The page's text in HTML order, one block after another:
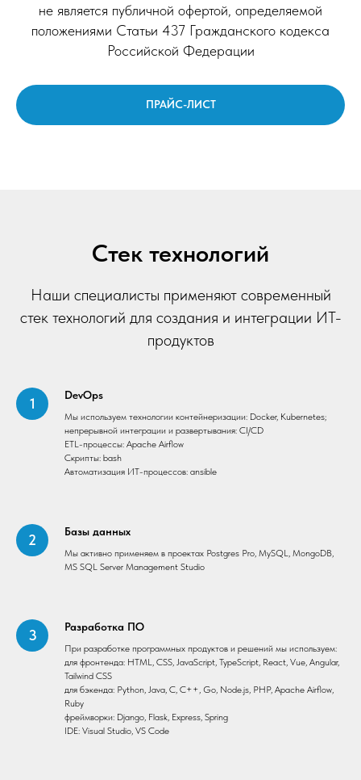
не является публичной офертой, определяемой
положениями Статьи 437 Гражданского кодекса
Российской Федерации
ПРАЙС-ЛИСТ
Стек технологий
Наши специалисты применяют современный
стек технологий для создания и интеграции ИТ-
продуктов
DevOps
Мы используем технологии контейнеризации: Docker, Kubernetes;
непрерывной интеграции и развертывания: CI/CD
ETL-процессы: Apache Airflow
Скрипты: bash
Автоматизация ИТ-процессов: ansible
Базы данных
Мы активно применяем в проектах Postgres Pro, MySQL, MongoDB,
MS SQL Server Management Studio
Разработка ПО
При разработке программных продуктов и решений мы используем:
для фронтенда: HTML, CSS, JavaScript, TypeScript, React, Vue, Angular,
Tailwind CSS
для бэкенда: Python, Java, C, C++, Go, Node.js, PHP, Apache Airflow,
Ruby
фреймворки: Django, Flask, Express, Spring
IDE: Visual Studio, VS Code